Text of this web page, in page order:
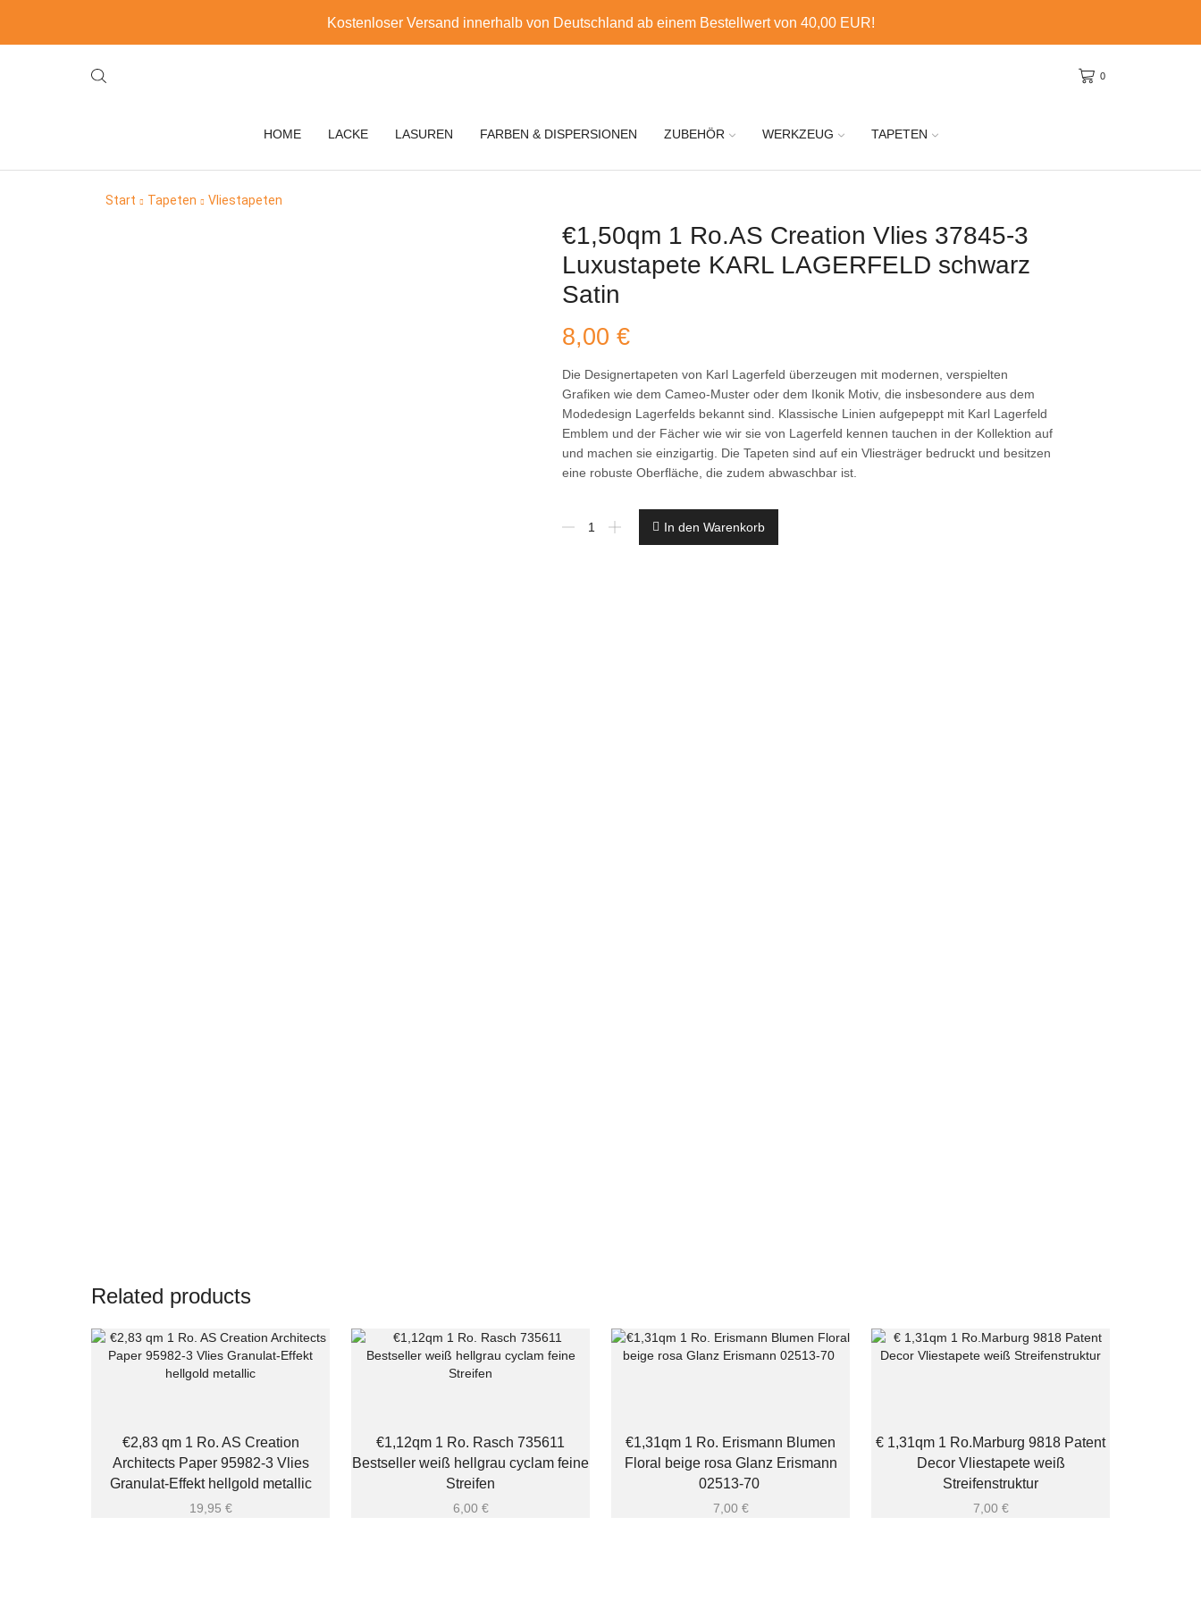
Kostenloser Versand innerhalb von Deutschland ab einem Bestellwert von 40,00 EUR!
0
HOME LACKE LASUREN FARBEN & DISPERSIONEN ZUBEHÖR WERKZEUG TAPETEN
Start Tapeten Vliestapeten
€1,50qm 1 Ro.AS Creation Vlies 37845-3
Luxustapete KARL LAGERFELD schwarz
Satin
8,00 €
Die Designertapeten von Karl Lagerfeld überzeugen mit modernen, verspielten
Grafiken wie dem Cameo-Muster oder dem Ikonik Motiv, die insbesondere aus dem
Modedesign Lagerfelds bekannt sind. Klassische Linien aufgepeppt mit Karl Lagerfeld
Emblem und der Fächer wie wir sie von Lagerfeld kennen tauchen in der Kollektion auf
und machen sie einzigartig. Die Tapeten sind auf ein Vliesträger bedruckt und besitzen
eine robuste Oberfläche, die zudem abwaschbar ist.
In den Warenkorb
Related products
€2,83 qm 1 Ro. AS Creation
Architects Paper 95982-3 Vlies
Granulat-Effekt hellgold metallic
19,95 €
€1,12qm 1 Ro. Rasch 735611
Bestseller weiß hellgrau cyclam feine
Streifen
6,00 €
€1,31qm 1 Ro. Erismann Blumen
Floral beige rosa Glanz Erismann
02513-70
7,00 €
€ 1,31qm 1 Ro.Marburg 9818 Patent
Decor Vliestapete weiß
Streifenstruktur
7,00 €